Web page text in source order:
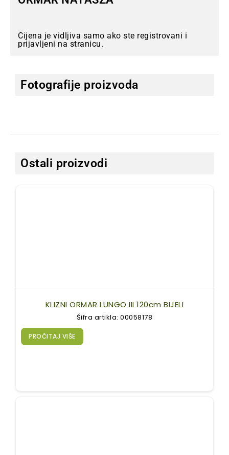
Cijena je vidljiva samo ako ste registrovani i
prijavljeni na stranicu.
Fotografije proizvoda
Ostali proizvodi
KLIZNI ORMAR LUNGO III 120cm BIJELI
Šifra artikla: 00058178
PROČITAJ VIŠE